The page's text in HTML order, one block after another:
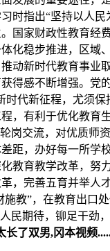
指出“坚持以人
家财政性教育
化稳步推进，区
动新时代教育事
得感不断增强。
代新征程，尤须
，有利于优化教
交流，对优质
距，办好每一所
教育教学改革，
，完善五育并举
教”，在教育出
民期待，铆足干
长了双男,冈本视频